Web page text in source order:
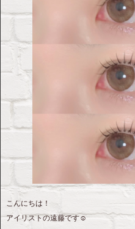
こんにちは！
アイリストの遠藤です☺︎